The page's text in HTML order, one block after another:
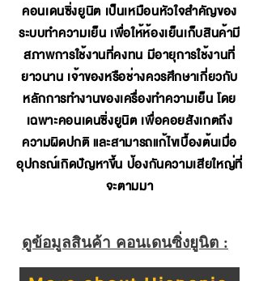
คอนเดนซิ่งยูนิต เป็นเหมือนหัวใจสำคัญของ
ระบบทำความเย็น เพื่อให้ห้องเย็นเก็บสินค้ามี
สภาพการใช้งานที่คงทน มีอายุการใช้งานที่
ยาวนาน เจ้าของหรือช่างควรศึกษาเกี่ยวกับ
หลักการทำงานของเครื่องทำความเย็น โดย
เฉพาะคอนเดนซิ่งยูนิต เพื่อคอยสังเกตถึง
ความผิดปกติ และสามารถแก้ไขเบื้องต้นเมื่อ
อุปกรณ์เกิดปัญหาขึ้น ป้องกันความเสียใหญ่ที่
จะตามมา
ดูข้อมูลสินค้า คอนเดนซิ่งยูนิต :